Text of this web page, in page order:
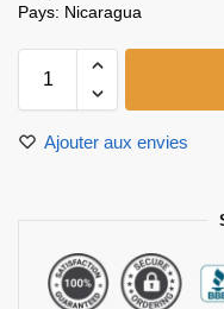
Pays: Nicaragua
Ajouter aux envies